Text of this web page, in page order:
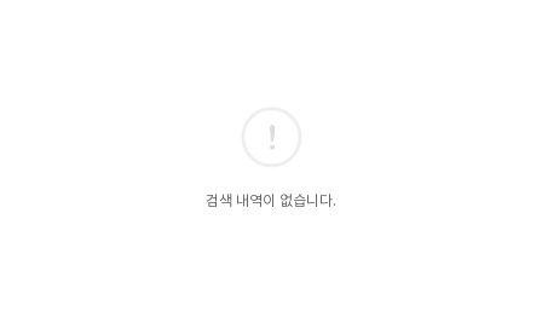
검색 내역이 없습니다.